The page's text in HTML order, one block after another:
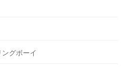
グボーイ